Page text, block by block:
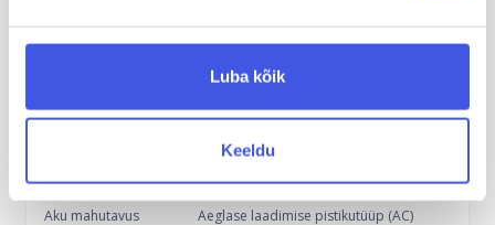
Luba kõik
Keeldu
Aku mahutavus Aeglase laadimise pistikutüüp (AC)